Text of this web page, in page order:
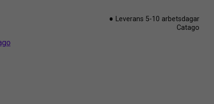
Leverans 5-10 arbetsdagar
Catago